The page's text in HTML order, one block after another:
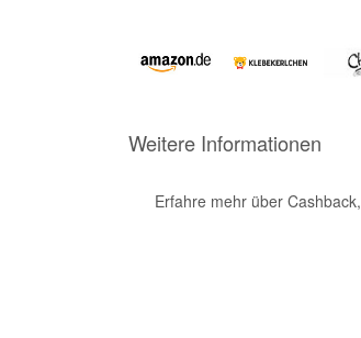
Weitere Informationen
Erfahre mehr über